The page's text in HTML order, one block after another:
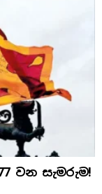
වන සැමරුම!